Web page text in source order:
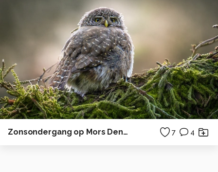
Zonsondergang op Mors Denemarken 7 4